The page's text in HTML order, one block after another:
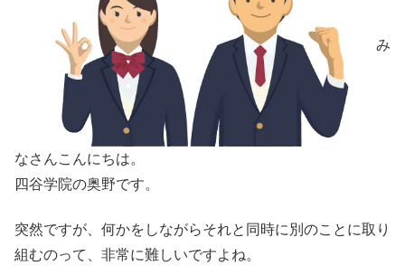
み
なさんこんにちは。
四谷学院の奥野です。
突然ですが、 何かをしながらそれと同時に別のことに取り
組むのって、非常に難しいですよね。